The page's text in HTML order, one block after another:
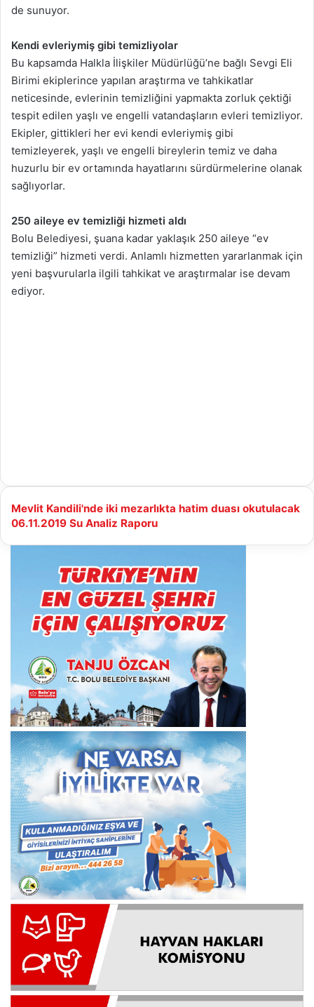
de sunuyor.
Kendi evleriymiş gibi temizliyolar
Bu kapsamda Halkla İlişkiler Müdürlüğü’ne bağlı Sevgi Eli
Birimi ekiplerince yapılan araştırma ve tahkikatlar
neticesinde, evlerinin temizliğini yapmakta zorluk çektiği
tespit edilen yaşlı ve engelli vatandaşların evleri temizliyor.
Ekipler, gittikleri her evi kendi evleriymiş gibi
temizleyerek, yaşlı ve engelli bireylerin temiz ve daha
huzurlu bir ev ortamında hayatlarını sürdürmelerine olanak
sağlıyorlar.
250 aileye ev temizliği hizmeti aldı
Bolu Belediyesi, şuana kadar yaklaşık 250 aileye “ev
temizliği” hizmeti verdi. Anlamlı hizmetten yararlanmak için
yeni başvurularla ilgili tahkikat ve araştırmalar ise devam
ediyor.
Mevlit
Kandili'nde
okutulacak
Mevlit Kandili'nde iki mezarlıkta hatim duası okutulacak
06.11.2019
06.11.2019 Su Analiz Raporu